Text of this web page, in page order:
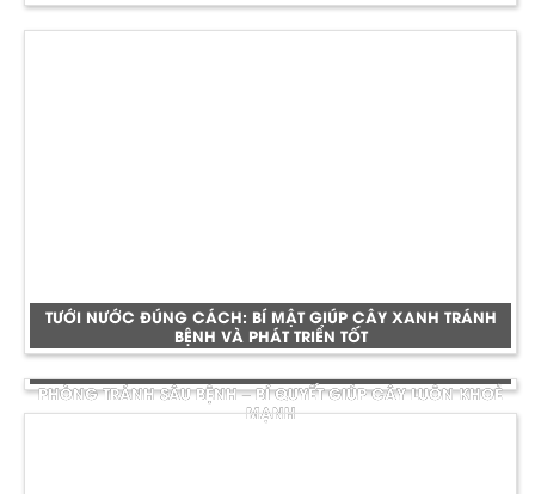
TƯỚI NƯỚC ĐÚNG CÁCH: BÍ MẬT GIÚP CÂY XANH TRÁNH
BỆNH VÀ PHÁT TRIỂN TỐT
PHÒNG TRÁNH SÂU BỆNH – BÍ QUYẾT GIÚP CÂY LUÔN KHOẺ
MẠNH